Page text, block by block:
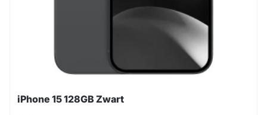
iPhone 15 128GB Zwart